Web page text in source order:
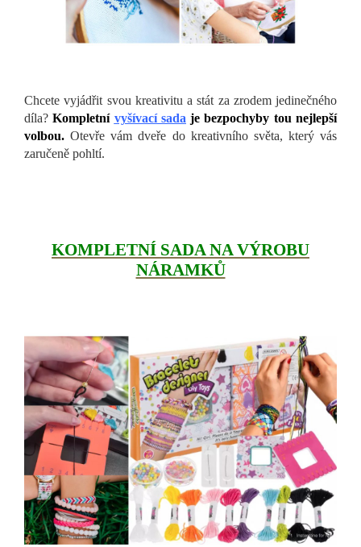
Chcete vyjádřit svou kreativitu a stát za zrodem jedinečného
díla?Kompletní vyšívací sada je bezpochyby tou nejlepší
volbou. Otevře vám dveře do kreativního světa, který vás
zaručeně pohltí.
KOMPLETNÍ SADA NA VÝROBU
NÁRAMKŮ